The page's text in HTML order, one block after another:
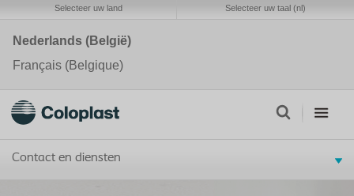
Selecteer uw land Selecteer uw taal (nl)
Nederlands (België)
Français (Belgique)
Contact en diensten